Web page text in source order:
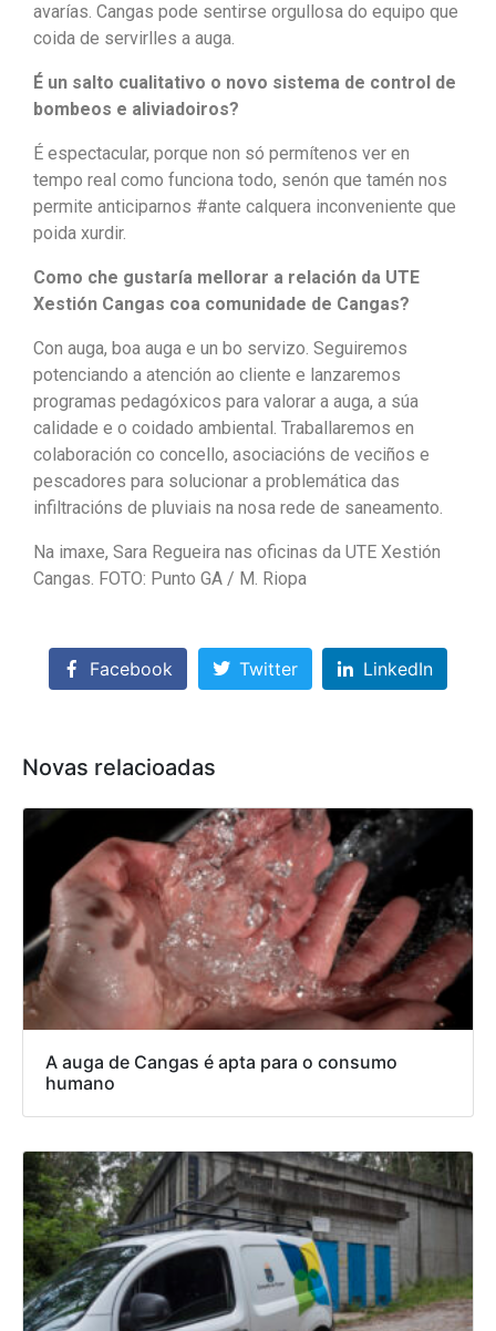
avarías. Cangas pode sentirse orgullosa do equipo que
coida de servirlles a auga.
É un salto cualitativo o novo sistema de control de
bombeos e aliviadoiros?
É espectacular, porque non só permítenos ver en
tempo real como funciona todo, senón que tamén nos
permite anticiparnos #ante calquera inconveniente que
poida xurdir.
Como che gustaría mellorar a relación da UTE
Xestión Cangas coa comunidade de Cangas?
Con auga, boa auga e un bo servizo. Seguiremos
potenciando a atención ao cliente e lanzaremos
programas pedagóxicos para valorar a auga, a súa
calidade e o coidado ambiental. Traballaremos en
colaboración co concello, asociacións de veciños e
pescadores para solucionar a problemática das
infiltracións de pluviais na nosa rede de saneamento.
Na imaxe, Sara Regueira nas oficinas da UTE Xestión
Cangas. FOTO: Punto GA / M. Riopa
Facebook Twitter LinkedIn
Novas relacioadas
A auga de Cangas é apta para o consumo
humano